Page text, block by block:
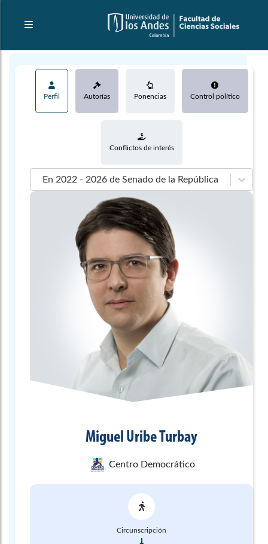
Perfil Autorías Ponencias Control político
Conflictos de interés
En 2022 - 2026 de Senado de la República
Miguel Uribe Turbay
Centro Democrático
Circunscripción